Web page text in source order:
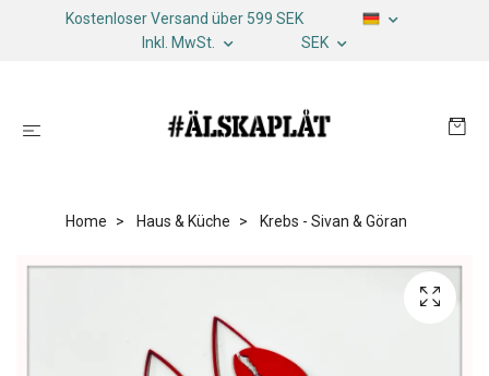
Kostenloser Versand über 599 SEK
Inkl. MwSt.
SEK
Home Haus & Küche Krebs - Sivan & Göran